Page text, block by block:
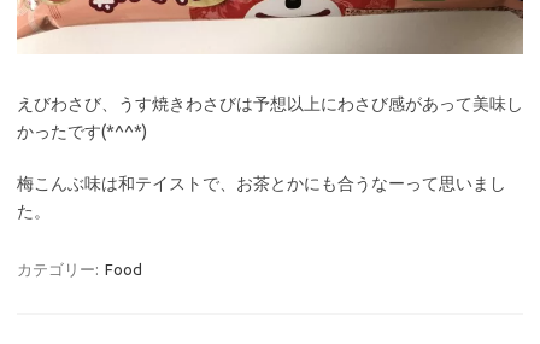
えびわさび、うす焼きわさびは予想以上にわさび感があって美味し
かったです(*^^*)
梅こんぶ味は和テイストで、お茶とかにも合うなーって思いまし
た。
カテゴリー: Food